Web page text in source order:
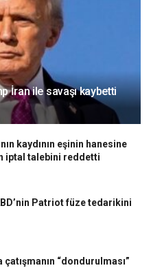
İran ile savaşı kaybetti
kaydının eşinin hanesine
iptal talebini reddetti
Patriot füze tedarikini
çatışmanın “dondurulması”